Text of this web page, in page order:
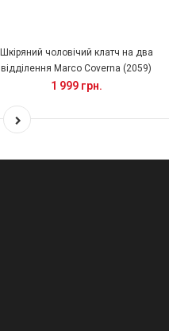
Шкіряний чоловічий клатч на два
відділення Marco Coverna (2059)
1 999 грн.